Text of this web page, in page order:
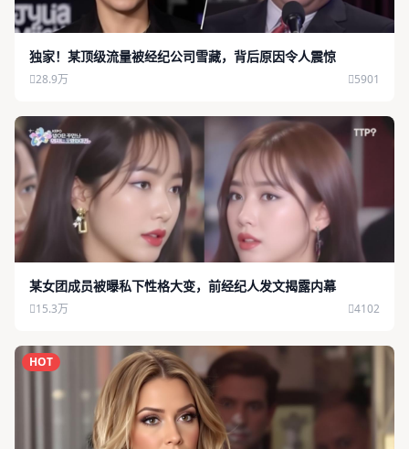
独家！某顶级流量被经纪公司雪藏，背后原因令人震惊
28.9万 5901
某女团成员被曝私下性格大变，前经纪人发文揭露内幕
15.3万 4102
HOT